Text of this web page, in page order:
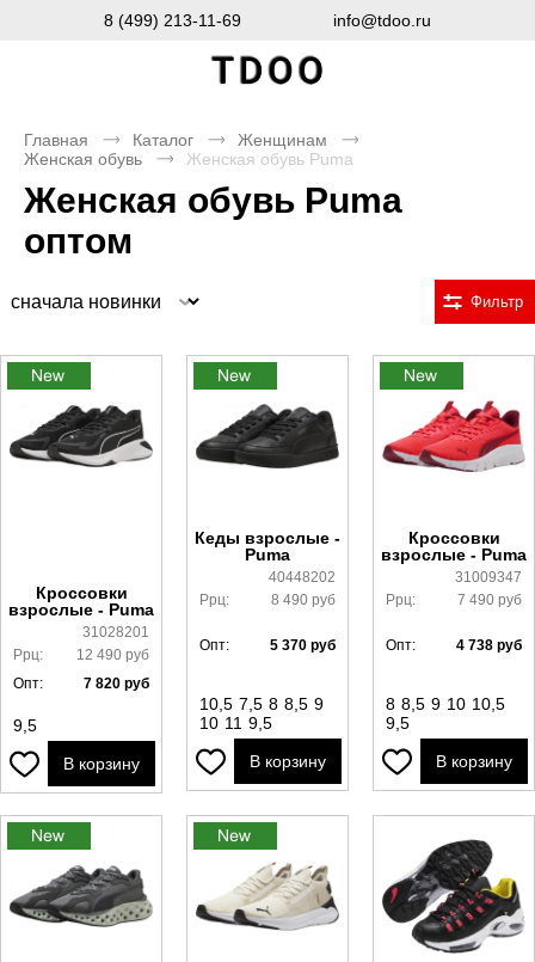
8 (499) 213-11-69 info@tdoo.ru
Главная Каталог
Женщинам
Женская обувь
Женская обувь Puma
Женская обувь Puma
оптом
Фильтр
Кроссовки
взрослые - Puma
31028201
Ррц:
12 490 руб
Опт:
7 820 руб
9,5
В корзину
Кеды взрослые -
Puma
40448202
Ррц:
8 490 руб
Опт: 5 370 руб
10,5 7,5 8 8,5 9
10 11 9,5
В корзину
Кроссовки
взрослые - Puma
31009347
Ррц:
7 490 руб
Опт: 4 738 руб
8 8,5 9 10 10,5
9,5
В корзину